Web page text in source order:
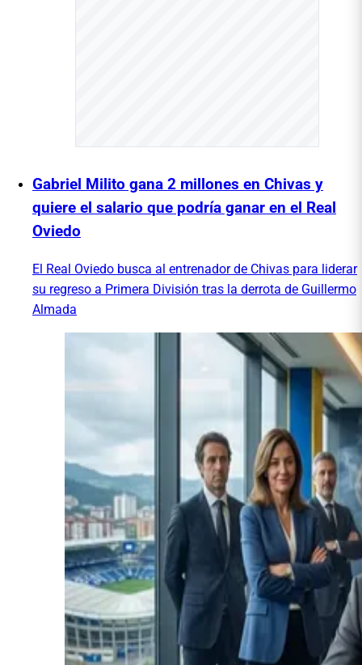
Gabriel Milito gana 2 millones en Chivas y
quiere el salario que podría ganar en el Real
Oviedo
El Real Oviedo busca al entrenador de Chivas para liderar
su regreso a Primera División tras la derrota de Guillermo
Almada